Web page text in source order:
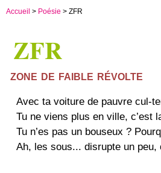
Accueil > Poésie > ZFR
ZFR
zone de faible révolte
Avec ta voiture de pauvre cul-
Tu ne viens plus en ville, c’est
Tu n’es pas un bouseux ?
Ah, les sous... disrupte un peu,